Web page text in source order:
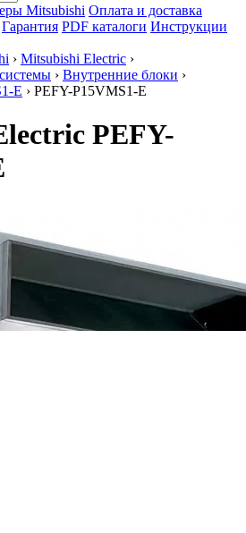
Mitsubishi Оплата и доставка
Гарантия PDF каталоги Инструкции
› Mitsubishi Electric ›
› Внутренние блоки ›
E › PEFY-P15VMS1-E
PEFY-